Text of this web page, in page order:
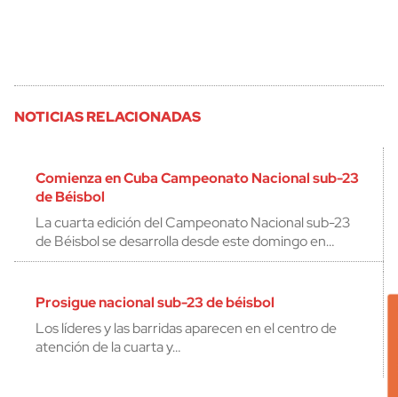
NOTICIAS RELACIONADAS
Comienza en Cuba Campeonato Nacional sub-23
de Béisbol
La cuarta edición del Campeonato Nacional sub-23
de Béisbol se desarrolla desde este domingo en…
Prosigue nacional sub-23 de béisbol
Los líderes y las barridas aparecen en el centro de
atención de la cuarta y…